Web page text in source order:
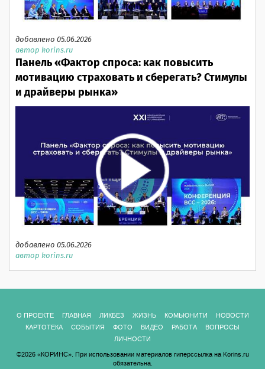
добавлено 05.06.2026
автор korins.ru
Панель «Фактор спроса: как повысить
мотивацию страховать и сберегать? Стимулы
и драйверы рынка»
добавлено 05.06.2026
автор korins.ru
О ПРОЕКТЕ ГЛАВНАЯ ЛИКБЕЗ ЖИЗНЬ КОМЬЮНИТИ
НОВОСТИ
КАРТОТЕКА
СОБЫТИЯ ФОТО ВИДЕО РАБОТА
ВОПРОСЫ
ЛИЧНОСТИ
©2026 «КОРИНС». При использовании материалов гиперссылка на Korins.ru
обязательна.